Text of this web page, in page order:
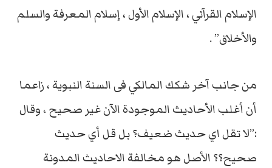
الإسلام القرآني ، الإسلام الأول ، إسلام المعرفة والسلم
والأخلاق” .
من جانب آخر شكك المالكي فى السنة النبوية ، زاعما
أن أغلب الأحاديث الموجودة الآن غير صحيح ، وقال
:”لا تقل اي حديث ضعيف؟ بل قل أي حديث
صحيح؟؟ الأصل هو مخالفة الاحاديث المدونة